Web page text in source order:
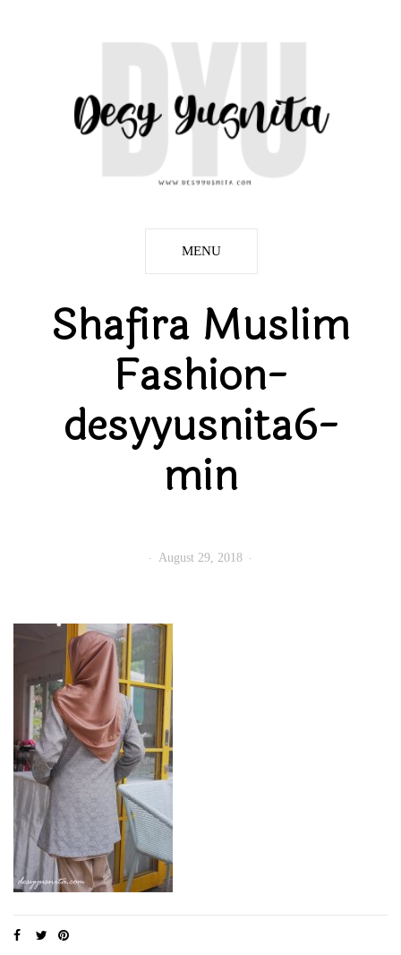
MENU
Shafira Muslim
Fashion-
desyyusnita6-
min
August 29, 2018